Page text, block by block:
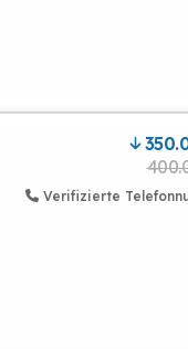
Verifizierte